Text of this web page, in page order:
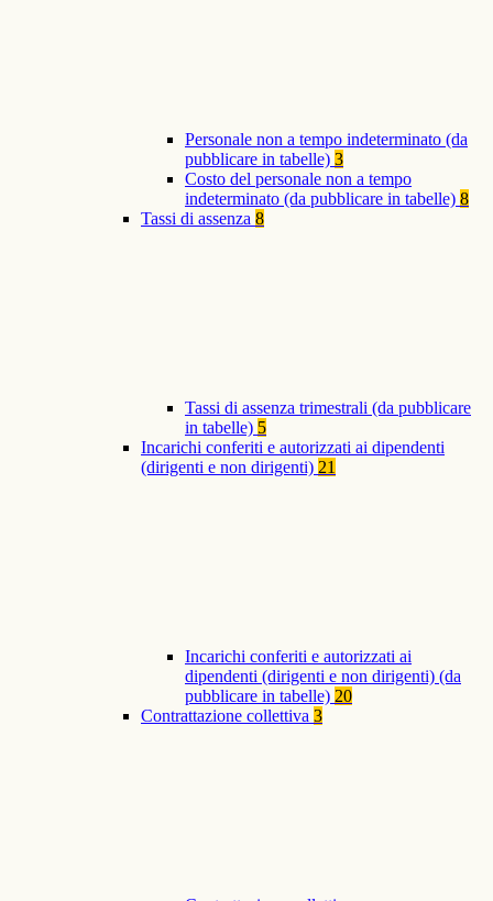
Personale non a tempo indeterminato (da
pubblicare in tabelle) 3
Costo del personale non a tempo
indeterminato (da pubblicare in tabelle) 8
Tassi di assenza 8
Tassi di assenza trimestrali (da pubblicare
in tabelle) 5
Incarichi conferiti e autorizzati ai dipendenti
(dirigenti e non dirigenti) 21
Incarichi conferiti e autorizzati ai
dipendenti (dirigenti e non dirigenti) (da
pubblicare in tabelle) 20
Contrattazione collettiva 3